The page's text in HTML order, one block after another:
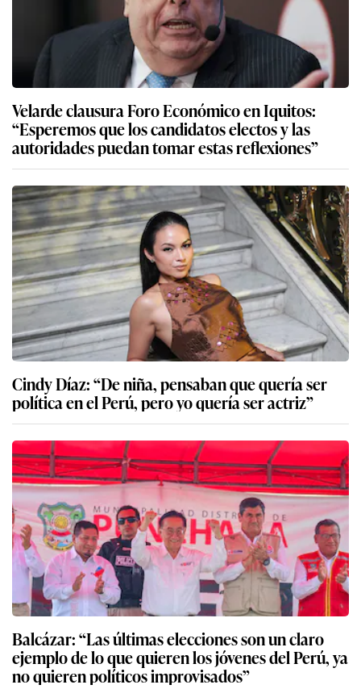
Velarde clausura Foro Económico en Iquitos:
“Esperemos que los candidatos electos y las
autoridades puedan tomar estas reflexiones”
Cindy Díaz: “De niña, pensaban que quería ser
política en el Perú, pero yo quería ser actriz”
Balcázar: “Las últimas elecciones son un claro
ejemplo de lo que quieren los jóvenes del Perú, ya
no quieren políticos improvisados”